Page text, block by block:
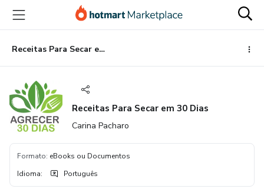
para
conteúdo
principal
para
pagamento
para
rodapé
Receitas Para Secar em 30 Dias
Receitas Para Secar em 30 Dias
Carina Pacharo
Formato: eBooks ou Documentos
Idioma: Português